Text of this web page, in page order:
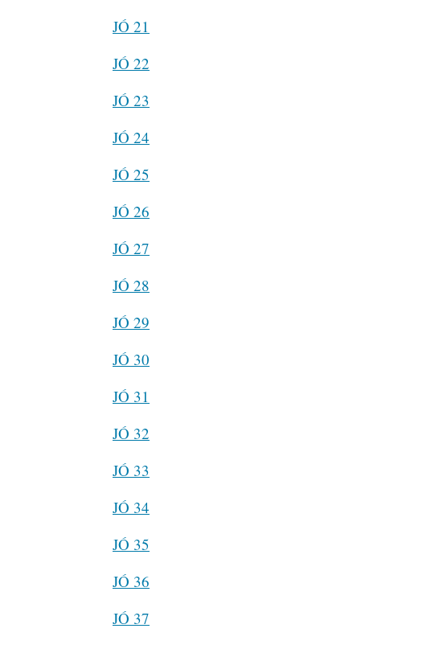
JÓ 21
JÓ 22
JÓ 23
JÓ 24
JÓ 25
JÓ 26
JÓ 27
JÓ 28
JÓ 29
JÓ 30
JÓ 31
JÓ 32
JÓ 33
JÓ 34
JÓ 35
JÓ 36
JÓ 37